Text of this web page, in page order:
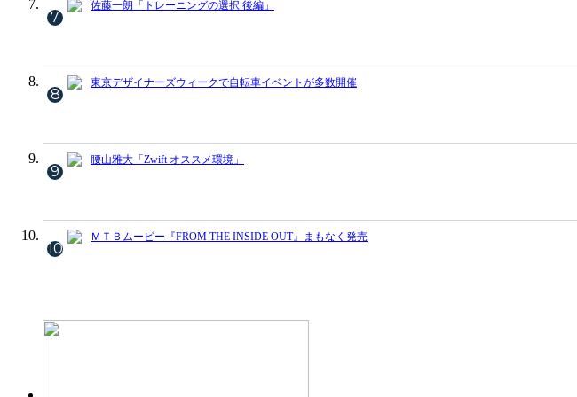
7
佐藤一朗「トレーニングの選択 後編」
8
東京デザイナーズウィークで自転車イベントが多数開催
9
腰山雅大「Zwift オススメ環境」
10
ＭＴＢムービー『FROM THE INSIDE OUT』まもなく発売